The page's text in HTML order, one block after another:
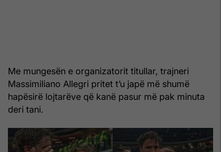
Me mungesën e organizatorit titullar, trajneri
Massimiliano Allegri pritet t’u japë më shumë
hapësirë lojtarëve që kanë pasur më pak minuta
deri tani.